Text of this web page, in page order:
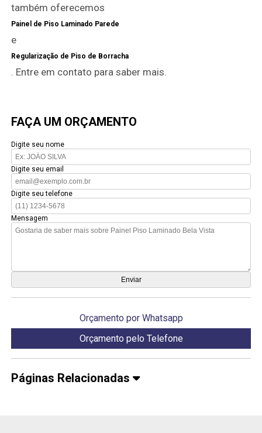
também oferecemos
Painel de Piso Laminado Parede
e
Regularização de Piso de Borracha
. Entre em contato para saber mais.
FAÇA UM ORÇAMENTO
Digite seu nome
Digite seu email
Digite seu telefone
Mensagem
Orçamento por Whatsapp
Orçamento pelo Telefone
Páginas Relacionadas